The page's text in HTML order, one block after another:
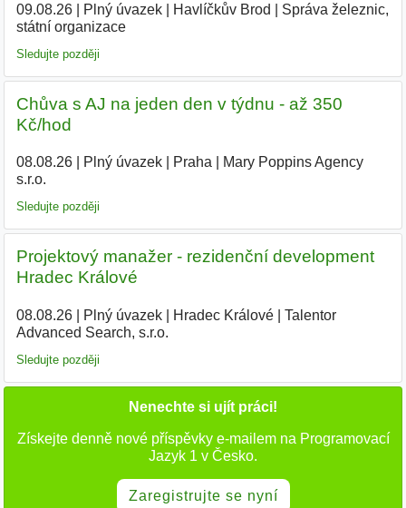
09.08.26| Plný úvazek| Havlíčkův Brod
Správa železnic,
státní organizace
Sledujte později
Chůva s AJ na jeden den v týdnu - až 350
Kč/hod
08.08.26| Plný úvazek| Praha
Mary Poppins Agency
s.r.o.
Sledujte později
Projektový manažer - rezidenční development
Hradec Králové
08.08.26| Plný úvazek| Hradec Králové|
Talentor
Advanced Search, s.r.o.
Sledujte později
Nenechte si ujít práci!
Získejte denně nové příspěvky e-mailem na Programovací
Jazyk 1 v Česko.
Zaregistrujte se nyní